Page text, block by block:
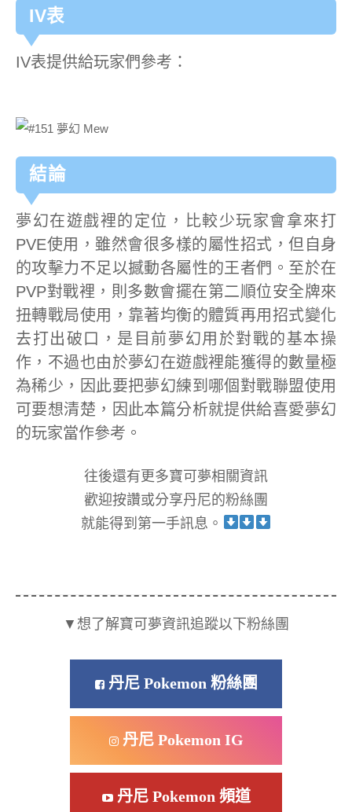
IV表
IV表提供給玩家們參考：
結論
夢幻在遊戲裡的定位，比較少玩家會拿來打
PVE使用，雖然會很多樣的屬性招式，但自身
的攻擊力不足以撼動各屬性的王者們。至於在
PVP對戰裡，則多數會擺在第二順位安全牌來
扭轉戰局使用，靠著均衡的體質再用招式變化
去打出破口，是目前夢幻用於對戰的基本操
作，不過也由於夢幻在遊戲裡能獲得的數量極
為稀少，因此要把夢幻練到哪個對戰聯盟使用
可要想清楚，因此本篇分析就提供給喜愛夢幻
的玩家當作參考。
往後還有更多寶可夢相關資訊
歡迎按讚或分享丹尼的粉絲團
就能得到第一手訊息。
▼想了解寶可夢資訊追蹤以下粉絲團
丹尼 Pokemon 粉絲團
丹尼 Pokemon IG
丹尼 Pokemon 頻道